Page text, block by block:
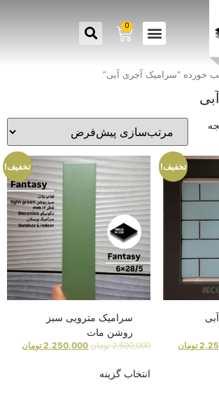
0
خورده “سرامیک آجری آبی”
تخفیف!
تومان
تخفیف!
سرامیک مترویی سبز
روشن مات
2,500,000 تومان 2,250,000 تومان
انتخاب گزینه